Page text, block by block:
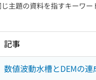
主題の資料を指すキーワー
記事
数値波動水槽とDEMの